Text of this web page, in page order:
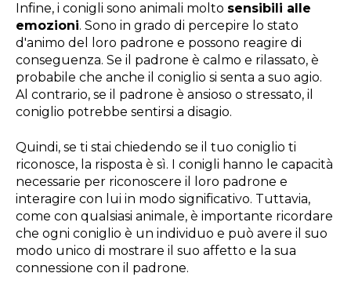
Infine, i conigli sono animali molto sensibili alle
emozioni. Sono in grado di percepire lo stato
d'animo del loro padrone e possono reagire di
conseguenza. Se il padrone è calmo e rilassato, è
probabile che anche il coniglio si senta a suo agio.
Al contrario, se il padrone è ansioso o stressato, il
coniglio potrebbe sentirsi a disagio.
Quindi, se ti stai chiedendo se il tuo coniglio ti
riconosce, la risposta è sì. I conigli hanno le capacità
necessarie per riconoscere il loro padrone e
interagire con lui in modo significativo. Tuttavia,
come con qualsiasi animale, è importante ricordare
che ogni coniglio è un individuo e può avere il suo
modo unico di mostrare il suo affetto e la sua
connessione con il padrone.